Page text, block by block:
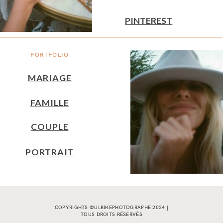
PORTFOLIO
MARIAGE
FAMILLE
PINTEREST
COUPLE
PORTRAIT
COPYRIGHTS ©ULRIKEPHOTOGRAPHE 2024 |
TOUS DROITS RÉSERVÉS